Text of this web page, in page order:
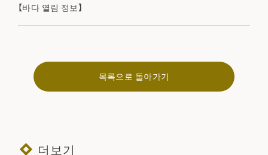
【바다 열림 정보】
목록으로 돌아가기
더보기